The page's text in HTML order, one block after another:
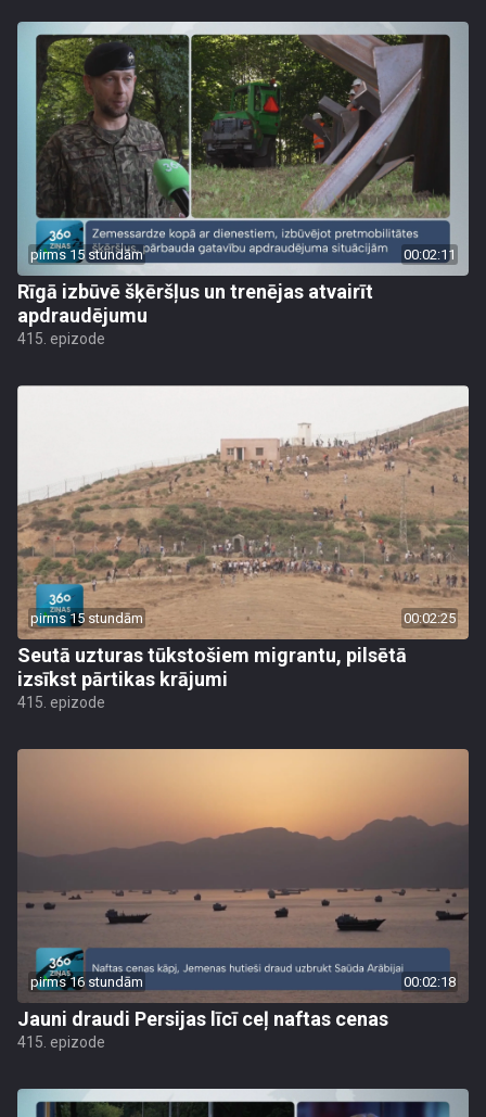
pirms 15 stundām 00:02:11
Rīgā izbūvē šķēršļus un trenējas atvairīt
apdraudējumu
415. epizode
pirms 15 stundām 00:02:25
Seutā uzturas tūkstošiem migrantu, pilsētā
izsīkst pārtikas krājumi
415. epizode
pirms 16 stundām 00:02:18
Jauni draudi Persijas līcī ceļ naftas cenas
415. epizode